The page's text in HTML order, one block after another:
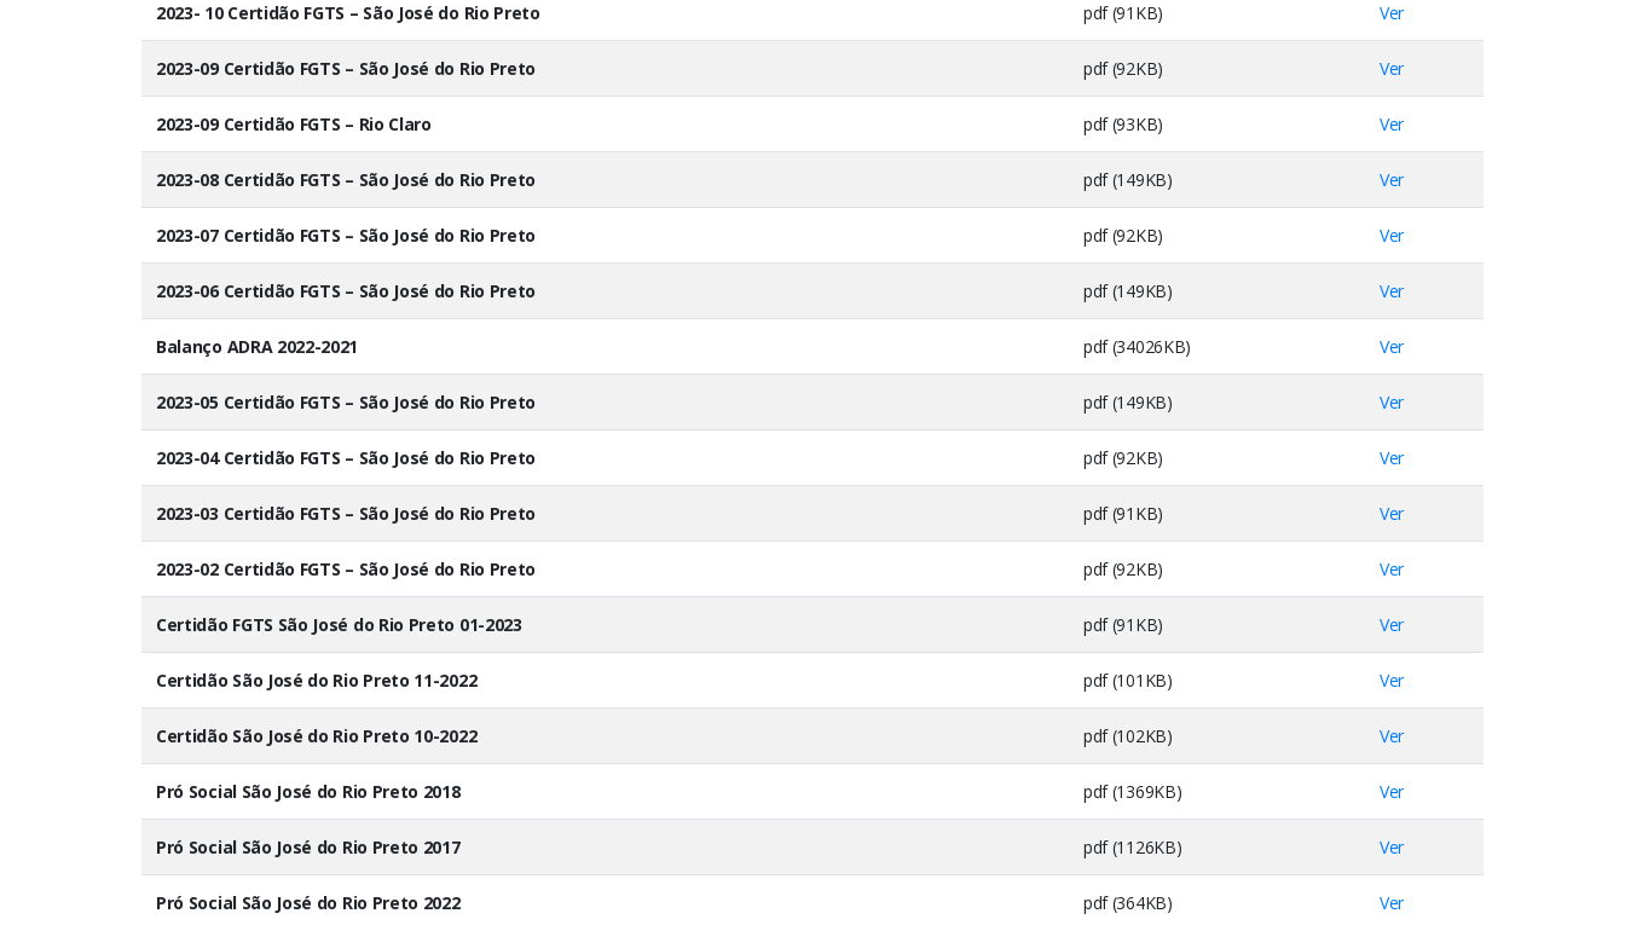
2023- 10 Certidão FGTS – São José do Rio Preto pdf (91KB) Ver
2023-09 Certidão FGTS – São José do Rio Preto pdf (92KB) Ver
2023-09 Certidão FGTS – Rio Claro pdf (93KB) Ver
2023-08 Certidão FGTS – São José do Rio Preto pdf (149KB) Ver
2023-07 Certidão FGTS – São José do Rio Preto pdf (92KB) Ver
2023-06 Certidão FGTS – São José do Rio Preto pdf (149KB) Ver
Balanço ADRA 2022-2021 pdf (34026KB) Ver
2023-05 Certidão FGTS – São José do Rio Preto pdf (149KB) Ver
2023-04 Certidão FGTS – São José do Rio Preto pdf (92KB) Ver
2023-03 Certidão FGTS – São José do Rio Preto pdf (91KB) Ver
2023-02 Certidão FGTS – São José do Rio Preto pdf (92KB) Ver
Certidão FGTS São José do Rio Preto 01-2023 pdf (91KB) Ver
Certidão São José do Rio Preto 11-2022 pdf (101KB) Ver
Certidão São José do Rio Preto 10-2022 pdf (102KB) Ver
Pró Social São José do Rio Preto 2018 pdf (1369KB) Ver
Pró Social São José do Rio Preto 2017 pdf (1126KB) Ver
Pró Social São José do Rio Preto 2022 pdf (364KB) Ver